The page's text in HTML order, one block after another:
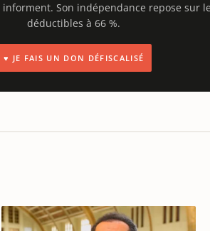
informent. Son indépendance repose sur
déductibles à 66 %.
♥ JE FAIS UN DON DÉFISCALISÉ